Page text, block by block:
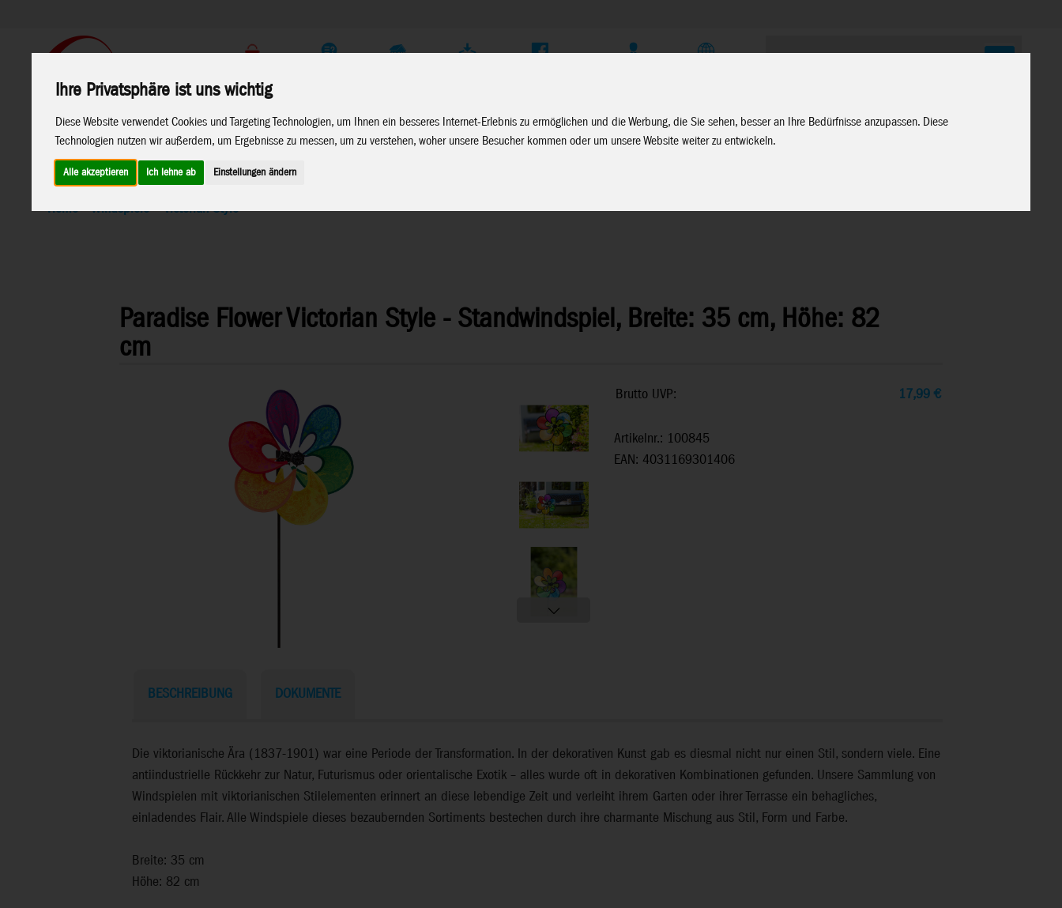
Ihre Privatsphäre ist uns wichtig
Diese Website verwendet Cookies und Targeting Technologien, um Ihnen ein besseres Internet-Erlebnis zu ermöglichen und die Werbung, die Sie sehen, besser an Ihre Bedürfnisse anzupassen. Diese
Technologien nutzen wir außerdem, um Ergebnisse zu messen, um zu verstehen, woher unsere Besucher kommen oder um unsere Website weiter zu entwickeln.
Alle akzeptieren Ich lehne ab Einstellungen ändern
Home Marken
Home>Windspiele>Victorian Style
Paradise Flower Victorian Style - Standwindspiel, Breite: 35 cm, Höhe: 82
cm
Brutto UVP: 17,99€
Artikelnr.: 100845
EAN: 4031169301406
BESCHREIBUNG DOKUMENTE
Die viktorianische Ära (1837-1901) war eine Periode der Transformation. In der dekorativen Kunst gab es diesmal nicht nur einen Stil, sondern viele. Eine
antiindustrielle Rückkehr zur Natur, Futurismus oder orientalische Exotik – alles wurde oft in dekorativen Kombinationen gefunden. Unsere Sammlung von
Windspielen mit viktorianischen Stilelementen erinnert an diese lebendige Zeit und verleiht ihrem Garten oder ihrer Terrasse ein behagliches,
einladendes Flair. Alle Windspiele dieses bezaubernden Sortiments bestechen durch ihre charmante Mischung aus Stil, Form und Farbe.
Breite: 35 cm
Höhe: 82 cm